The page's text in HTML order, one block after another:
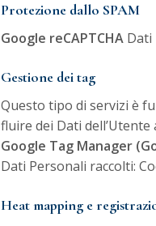
Protezione dallo SPAM
Google reCAPTCHA Dati
Gestione dei tag
Questo tipo di servizi è
fluire dei Dati
Google Tag Manager
Dati Personali raccolti:
Heat mapping e